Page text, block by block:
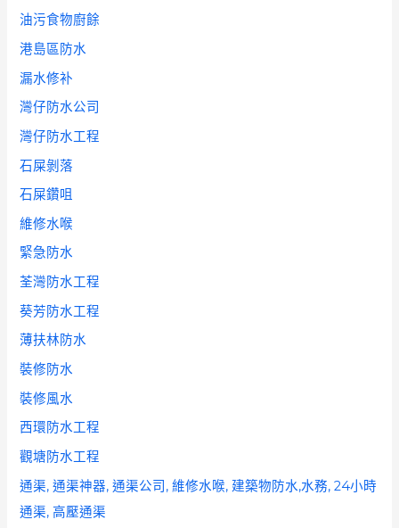
油污食物廚餘
港島區防水
漏水修补
灣仔防水公司
灣仔防水工程
石屎剝落
石屎鑽咀
維修水喉
緊急防水
荃灣防水工程
葵芳防水工程
薄扶林防水
裝修防水
裝修風水
西環防水工程
觀塘防水工程
通渠, 通渠神器, 通渠公司, 維修水喉, 建築物防水,水務, 24小時
通渠, 高壓通渠